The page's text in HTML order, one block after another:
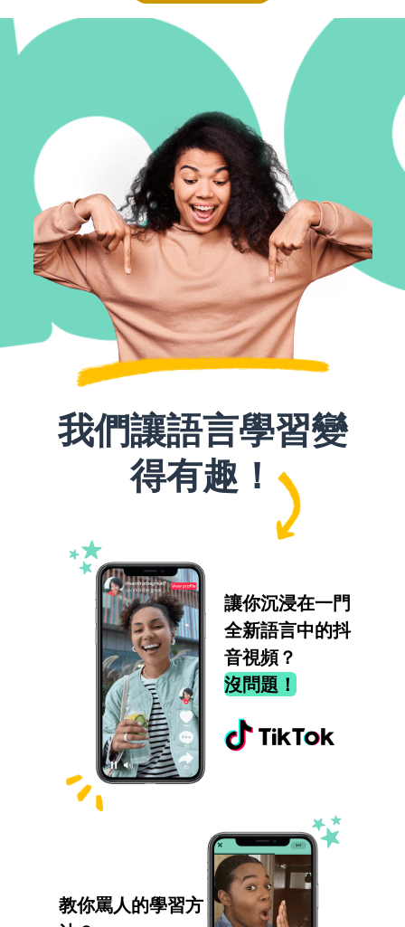
我們讓語言學習變
得有趣！
讓你沉浸在一門
全新語言中的抖
音視頻？
沒問題！
教你罵人的學習方